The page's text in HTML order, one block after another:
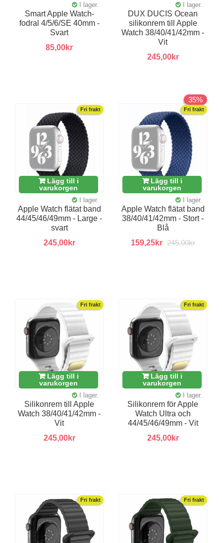
I lager.
Smart Apple Watch-
fodral 4/5/6/SE 40mm -
Svart
85,00kr
I lager.
DUX DUCIS Ocean
silikonrem till Apple
Watch 38/40/41/42mm -
Vit
245,00kr
Fri frakt
Lägg till i
varukorgen
I lager.
Apple Watch flätat band
44/45/46/49mm - Large -
svart
245,00kr
35%
Fri frakt
Lägg till i
varukorgen
I lager.
Apple Watch flätat band
38/40/41/42mm - Stort -
Blå
159,25kr 245,00kr
Fri frakt
Lägg till i
varukorgen
I lager.
Silikonrem till Apple
Watch 38/40/41/42mm -
Vit
245,00kr
Fri frakt
Lägg till i
varukorgen
I lager.
Silikonrem för Apple
Watch Ultra och
44/45/46/49mm - Vit
245,00kr
Fri frakt Fri frakt